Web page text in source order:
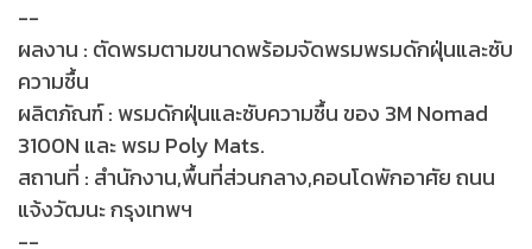
--
ผลงาน : ตัดพรมตามขนาดพร้อมจัดพรมพรมดักฝุ่นและซับ
ความชื้น
ผลิตภัณฑ์ : พรมดักฝุ่นและซับความชื้น ของ 3M Nomad
3100N และ พรม Poly Mats.
สถานที่ : สำนักงาน,พื้นที่ส่วนกลาง,คอนโดพักอาศัย ถนน
แจ้งวัฒนะ กรุงเทพฯ
--